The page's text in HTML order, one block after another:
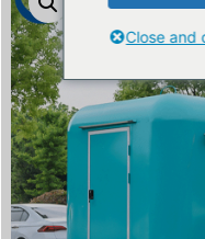
Close and